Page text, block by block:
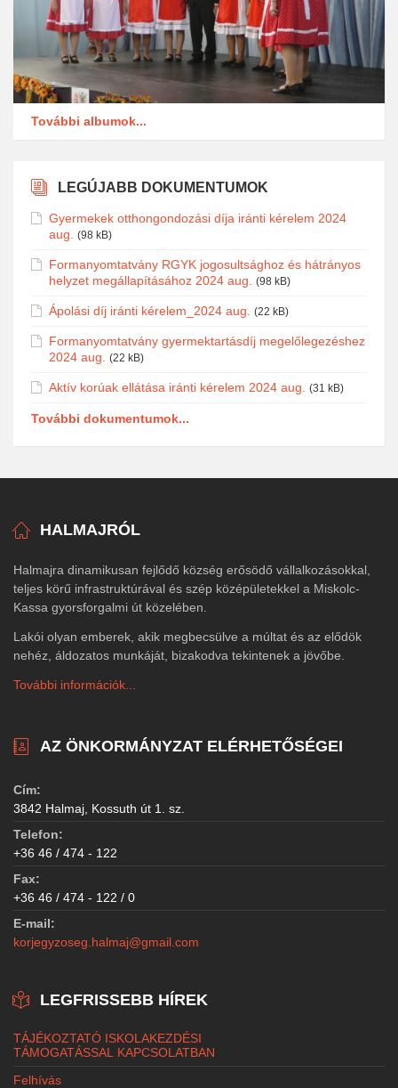
További albumok...
LEGÚJABB DOKUMENTUMOK
Gyermekek otthongondozási díja iránti kérelem 2024
aug.
(98 kB)
Formanyomtatvány RGYK jogosultsághoz és hátrányos
helyzet megállapításához 2024 aug.
(98 kB)
Ápolási díj iránti kérelem_2024 aug. (22 kB)
Formanyomtatvány gyermektartásdíj megelőlegezéshez
2024 aug.
(22 kB)
Aktív korúak ellátása iránti kérelem 2024 aug. (31 kB)
További dokumentumok...
HALMAJRÓL
Halmajra dinamikusan fejlődő község erősödő vállalkozásokkal,
teljes körű infrastruktúrával és szép középületekkel a Miskolc-
Kassa gyorsforgalmi út közelében.
Lakói olyan emberek, akik megbecsülve a múltat és az elődök
nehéz, áldozatos munkáját, bizakodva tekintenek a jövőbe.
További információk...
AZ ÖNKORMÁNYZAT ELÉRHETŐSÉGEI
Cím:
3842 Halmaj, Kossuth út 1. sz.
Telefon:
+36 46 / 474 - 122
Fax:
+36 46 / 474 - 122 / 0
E-mail:
korjegyzoseg.halmaj@gmail.com
LEGFRISSEBB HÍREK
TÁJÉKOZTATÓ ISKOLAKEZDÉSI
TÁMOGATÁSSAL KAPCSOLATBAN
Felhívás